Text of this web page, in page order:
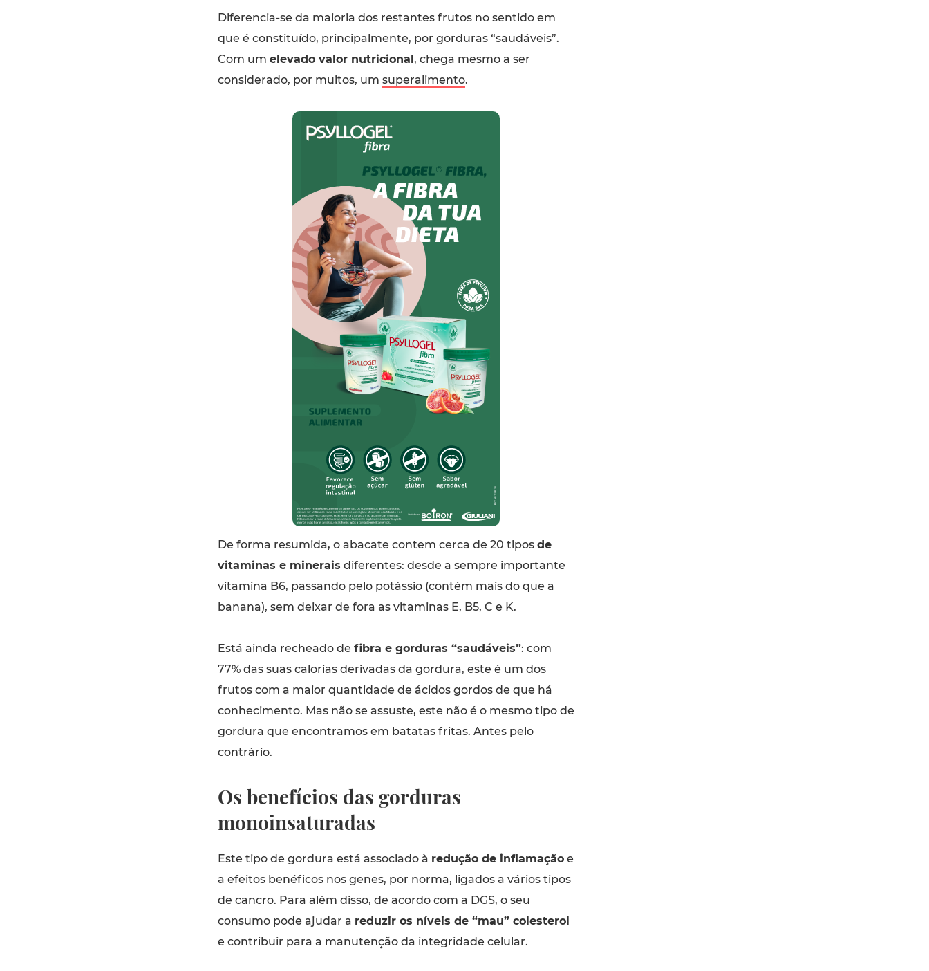
Diferencia-se da maioria dos restantes frutos no sentido em
que é constituído, principalmente, por gorduras “saudáveis”.
Com um elevado valor nutricional, chega mesmo a ser
considerado, por muitos, um superalimento.
De forma resumida, o abacate contem cerca de 20 tipos de
vitaminas e minerais diferentes: desde a sempre importante
vitamina B6, passando pelo potássio (contém mais do que a
banana), sem deixar de fora as vitaminas E, B5, C e K.
Está ainda recheado de fibra e gorduras “saudáveis”: com
77% das suas calorias derivadas da gordura, este é um dos
frutos com a maior quantidade de ácidos gordos de que há
conhecimento. Mas não se assuste, este não é o mesmo tipo de
gordura que encontramos em batatas fritas. Antes pelo
contrário.
Os benefícios das gorduras
monoinsaturadas
Este tipo de gordura está associado à redução de inflamaçãoe
a efeitos benéficos nos genes, por norma, ligados a vários tipos
de cancro. Para além disso, de acordo com a DGS, o seu
consumo pode ajudar a reduzir os níveis de “mau” colesterol
e contribuir para a manutenção da integridade celular.